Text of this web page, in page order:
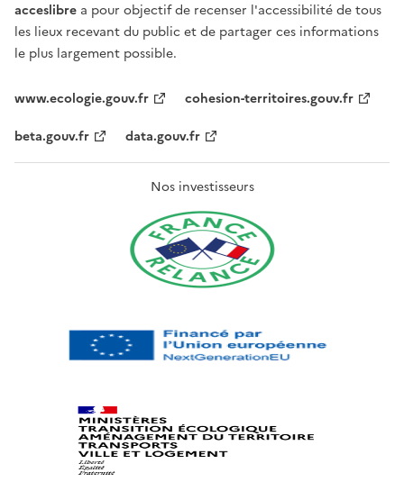
acceslibre a pour objectif de recenser l'accessibilité de tous
les lieux recevant du public et de partager ces informations
le plus largement possible.
www.ecologie.gouv.fr
cohesion-territoires.gouv.fr
beta.gouv.fr
data.gouv.fr
Nos investisseurs